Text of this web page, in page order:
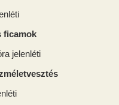
ficamok
jelenléti